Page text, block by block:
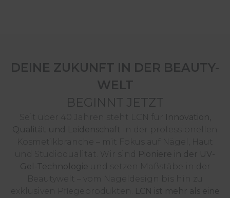
DEINE ZUKUNFT IN DER BEAUTY-
WELT
BEGINNT JETZT
Seit über 40 Jahren steht LCN für
Innovation,
Qualität und Leidenschaft
in der professionellen
Kosmetikbranche – mit Fokus auf Nägel, Haut
und Studioqualität. Wir sind
Pioniere in der UV-
Gel-Technologie
und setzen Maßstäbe in der
Beautywelt – vom Nageldesign bis hin zu
exklusiven Pflegeprodukten.
LCN ist mehr als eine